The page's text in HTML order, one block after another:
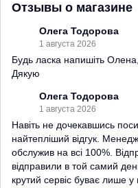
Отзывы о магазине
Олега Тодорова
1 августа 2026
Будь ласка напишіть
Дякую
Олега Тодорова
1 августа 2026
Навіть не дочекавшись
найтепліший відгук.
обслужив на всі 100%.
відправили в той самий
крутий сервіс буває лише